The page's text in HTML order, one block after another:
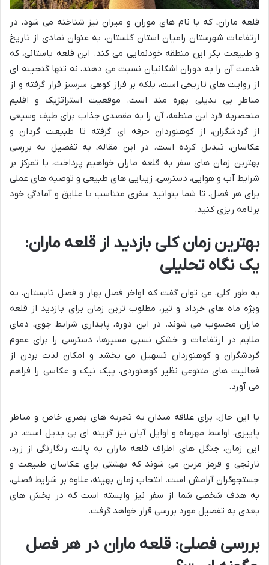
قلعه ماران، که با نام های موران و میران نیز شناخته می شود، در
ارتفاعات شهرستان رامیان استان گلستان، به عنوان نمادی از تاریخ
و طبیعت بکر این منطقه خودنمایی می کند. این قلعه باستانی، که
قدمت آن را به دوران اشکانیان نسبت می دهند، نه تنها گنجینه ای
از روایت های تاریخی است، بلکه بر فراز کوهی سرسبز قرار گرفته و از
مناظر بی بدیلی بهره مند است. موقعیت استراتژیک و اقلیم
منحصربه فرد این منطقه، آن را به مقصدی جذاب برای طیف وسیعی
از گردشگران، از کوهنوردان حرفه ای گرفته تا طبیعت گردان و
عکاسان، تبدیل کرده است. در این مقاله، به تفصیل به بررسی
بهترین زمان های سفر به قلعه ماران خواهیم پرداخت، با تمرکز بر
شرایط آب و هوایی، دسترسی، زیبایی های طبیعی و توصیه های عملی
برای هر فصل، تا شما بتوانید سفری متناسب با علایق و آمادگی خود
برنامه ریزی کنید.
بهترین زمان کلی بازدید از قلعه ماران:
یک نگاه تحلیلی
به طور کلی، می توان گفت که اواخر فصل بهار و فصل تابستان، به
ویژه ماه های خرداد و تیر، مطلوب ترین زمان برای بازدید از قلعه
ماران محسوب می شوند. در این دوره، پایداری شرایط جوی، دمای
ملایم در ارتفاعات و خشکی نسبی مسیرها، دسترسی را برای عموم
گردشگران و کوهنوردان تسهیل می بخشد و امکان لذت بردن از
فعالیت های متنوعی نظیر کوهنوردی، پیک نیک و عکاسی را فراهم
می آورد.
با این حال، برای علاقه مندان به تجربه های بصری خاص و مناظر
پاییزی، اواسط مهرماه و اوایل آبان نیز گزینه ای بی بدیل است. در
این زمان، جنگل های اطراف قلعه ماران به پالت رنگارنگی از زرد،
نارنجی و قرمز مزین می شوند که بهشتی برای عکاسان طبیعت و
جستجوگران آرامش است. انتخاب زمان بهینه، علاوه بر شرایط فصلی،
به هدف شخصی شما از سفر نیز وابسته است که در بخش های
بعدی به تفصیل مورد بررسی قرار خواهد گرفت.
بررسی فصلی: قلعه ماران در هر فصل